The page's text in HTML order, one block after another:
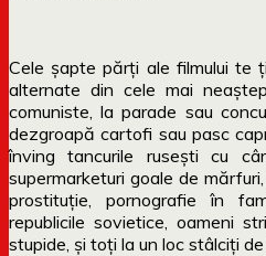
Cele șapte părți ale filmului te
alternate din cele mai
comuniste, la parade sau
dezgroapă cartofi sau pasc
înving tancurile rusești cu
supermarketuri goale de
prostituție, pornografie în
republicile sovietice, oameni
stupide, și toți la un loc stâlciți de